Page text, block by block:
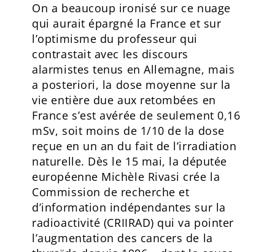
On a beaucoup ironisé sur ce nuage
qui aurait épargné la France et sur
l’optimisme du professeur qui
contrastait avec les discours
alarmistes tenus en Allemagne, mais
a posteriori, la dose moyenne sur la
vie entière due aux retombées en
France s’est avérée de seulement 0,16
mSv, soit moins de 1/10 de la dose
reçue en un an du fait de l’irradiation
naturelle. Dès le 15 mai, la députée
européenne Michèle Rivasi crée la
Commission de recherche et
d’information indépendantes sur la
radioactivité (CRIIRAD) qui va pointer
l’augmentation des cancers de la